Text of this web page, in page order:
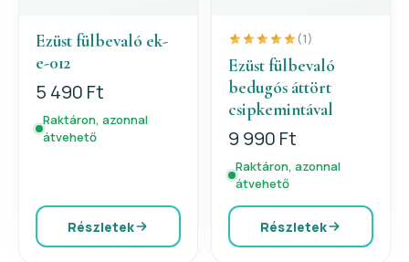
Ezüst fülbevaló ek-
e-012
5 490 Ft
Raktáron, azonnal
átvehető
Részletek
(1)
Ezüst fülbevaló
bedugós áttört
csipkemintával
9 990 Ft
Raktáron, azonnal
átvehető
Részletek